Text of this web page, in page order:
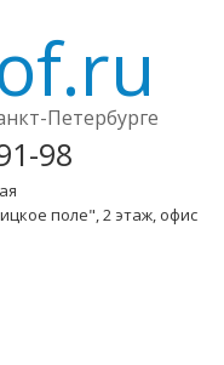
Петербурге
98
поле", 2 этаж, офис